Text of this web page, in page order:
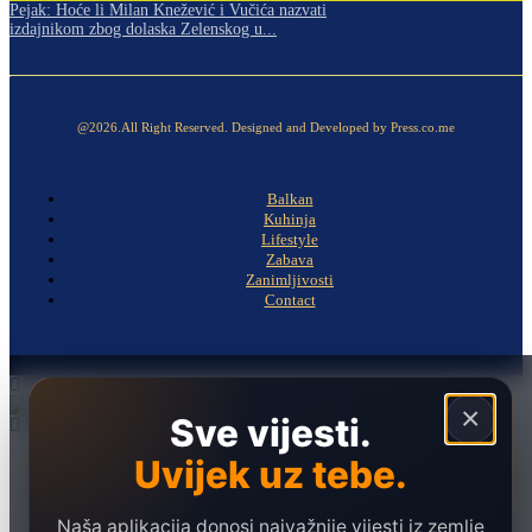
Pejak: Hoće li Milan Knežević i Vučića nazvati
izdajnikom zbog dolaska Zelenskog u...
@2026.All Right Reserved. Designed and Developed by Press.co.me
Balkan
Kuhinja
Lifestyle
Zabava
Zanimljivosti
Contact
×
Sve vijesti.
Uvijek uz tebe.
Naša aplikacija donosi najvažnije vijesti iz zemlje
Društvo